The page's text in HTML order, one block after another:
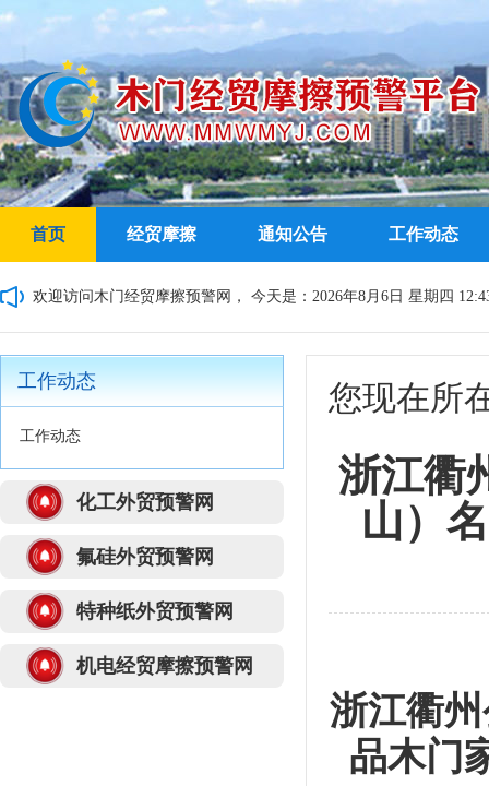
首页 经贸摩擦 通知公告 工作动态
欢迎访问木门经贸摩擦预警网， 今天是：2026年8月6日 星期四
工作动态
工作动态
化工外贸预警网
氟硅外贸预警网
特种纸外贸预警网
机电经贸摩擦预警网
您现在所
浙江衢
山）
浙江衢
品木门